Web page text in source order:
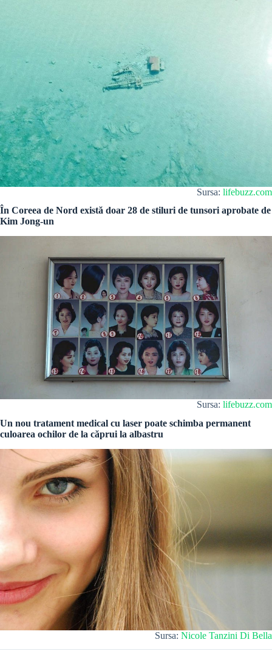
Sursa: lifebuzz.com
În Coreea de Nord există doar 28 de stiluri de tunsori aprobate de
Kim Jong-un
Sursa: lifebuzz.com
Un nou tratament medical cu laser poate schimba permanent
culoarea ochilor de la căprui la albastru
Sursa: Nicole Tanzini Di Bella